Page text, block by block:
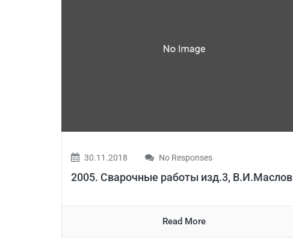
30.11.2018 No Responses
2005. Сварочные работы изд.3, В.И.Маслов
Read More